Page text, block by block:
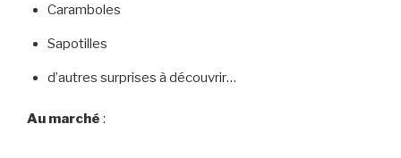
Caramboles
Sapotilles
d’autres surprises à découvrir…
Au marché :